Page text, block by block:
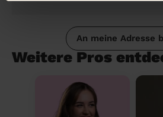
An meine Adresse
Weitere Pros